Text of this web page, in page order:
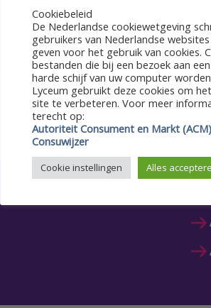
GEGEVENS
Datum:
4 juli 2022
Cookiebeleid
De Nederlandse cookiewetgeving
gebruikers van Nederlandse
geven voor het gebruik van cookies.
bestanden die bij een bezoek aan
harde schijf van uw computer
Lyceum gebruikt deze cookies om
site te verbeteren. Voor meer
terecht op:
Autoriteit Consument en Markt (ACM)
Consuwijzer
Cookie instellingen Alles